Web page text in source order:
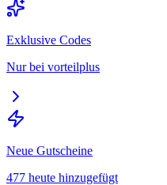
Exklusive Codes
Nur bei vorteilplus
Neue Gutscheine
477 heute hinzugefügt